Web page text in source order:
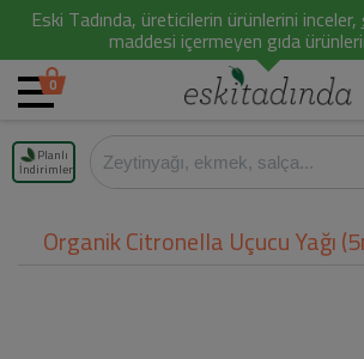
Eski Tadında, üreticilerin ürünlerini inceler,
maddesi içermeyen gıda
0
Planlı
İndirimler
Organik Citronella Uçucu Yağı